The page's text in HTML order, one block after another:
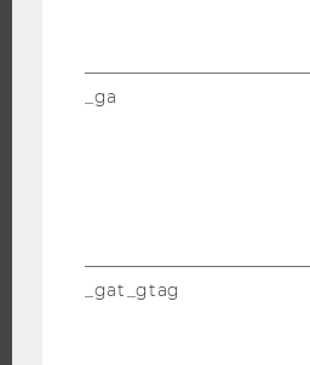
STUDIERENDE
_ga
_gat_gtag